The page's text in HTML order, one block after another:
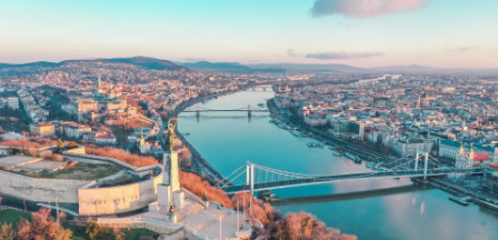
Gestion des freelances
PEO
Sous-traitez les opérations complexes liées à l’emploi
INFRASTRUCTURE
Intégration Remote
Comparer Remote
CROISSANCE
Start-ups
Des solutions agiles et internationales pour les RH et la
paie des entreprises en pleine croissance
Calculateur de paiement des freelances
Découvrez les devises disponibles et les vitesses de
paiement pour vos freelances internationaux
APPRENDRE AVEC REMOTE
Recherche et guides
Français
Deutsch
Español